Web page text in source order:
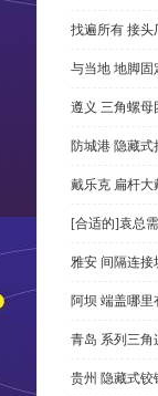
找遍所有 接头
与当地 地脚固
遵义 三角螺母
防城港 隐藏式
戴乐克 扁杆大
[合适的]袁总
雅安 间隔连接
阿坝 端盖哪里
青岛 系列三角
贵州 隐藏式铰